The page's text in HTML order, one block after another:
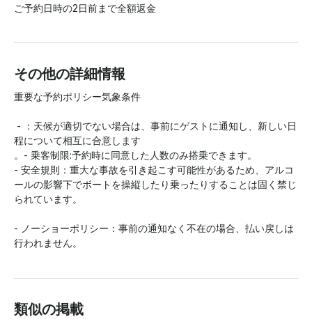
ご予約日時の2日前まで全額返金
その他の詳細情報
重要な予約ポリシー気象条件
程について相互に合意します
。- 乗客制限:予約時に同意した人数のみ搭乗できます。
- 安全規則：重大な事故を引き起こす可能性があるため、アルコ
ールの影響下でボートを操縦したり乗ったりすることは固く禁じ
られています。
- ノーショーポリシー：事前の通知なく不在の場合、払い戻しは
類似の掲載